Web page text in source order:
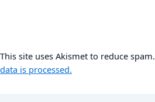
This site uses Akismet to reduce spam.
data is processed.